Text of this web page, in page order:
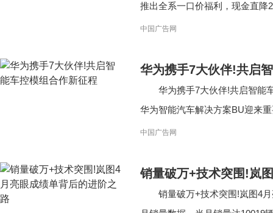
推出全系一口价福利，现金直降
中国广告网
华为携手7大伙伴!共启
华为携手7大伙伴!共启智能
华为智能汽车解决方案BU迎来
中国广告网
销量破万+技术突围!岚
销量破万+技术突围!岚图4